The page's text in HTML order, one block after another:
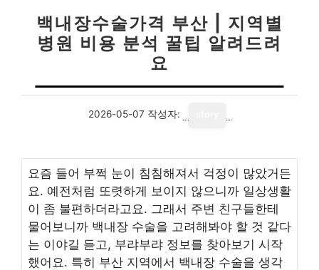
백내장수술가격 부산 | 지역별
병원 비용 분석 꿀팁 알려드려
요
2026-05-07 작성자:
요즘 들어 부쩍 눈이 침침해져서 걱정이 많았거든
요. 예전처럼 또렷하게 보이지 않으니까 일상생활
이 좀 불편하더라고요. 그래서 주변 친구들한테
물어보니까 백내장 수술을 고려해봐야 할 것 같다
는 이야길 듣고, 부랴부랴 정보를 찾아보기 시작
했어요. 특히 부산 지역에서 백내장 수술을 생각